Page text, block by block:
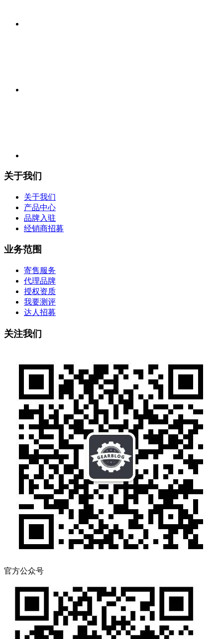
关于我们
关于我们
产品中心
品牌入驻
经销商招募
业务范围
寄售服务
代理品牌
授权资质
我要测评
达人招募
关注我们
官方公众号